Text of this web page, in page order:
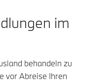
im
behandeln zu
vor Abreise Ihren